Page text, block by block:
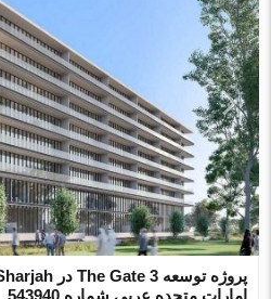
امارات متحده عربی شماره 543940